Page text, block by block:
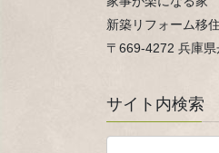
新築リフォーム移
〒669-4272 兵庫
サイト内検索